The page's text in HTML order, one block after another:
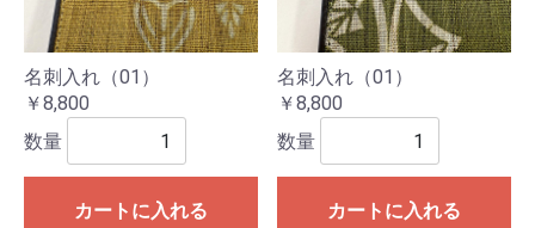
名刺入れ（01）
￥8,800
数量
カートに入れる
名刺入れ（01）
￥8,800
数量
カートに入れる